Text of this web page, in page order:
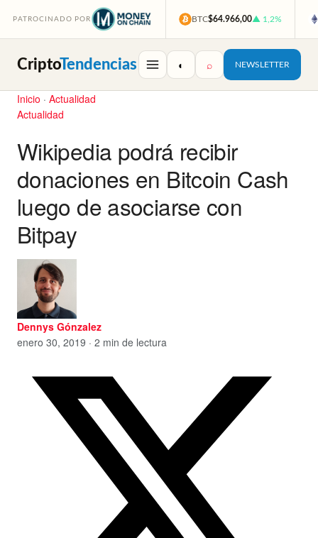
PATROCINADO POR BTC$64.966,00▲ 1,2%
CriptoTendencias ◐ ⌕ NEWSLETTER
Inicio · Actualidad
Actualidad
Wikipedia podrá recibir
donaciones en Bitcoin Cash
luego de asociarse con
Bitpay
Dennys Gónzalez
enero 30, 2019 · 2 min de lectura